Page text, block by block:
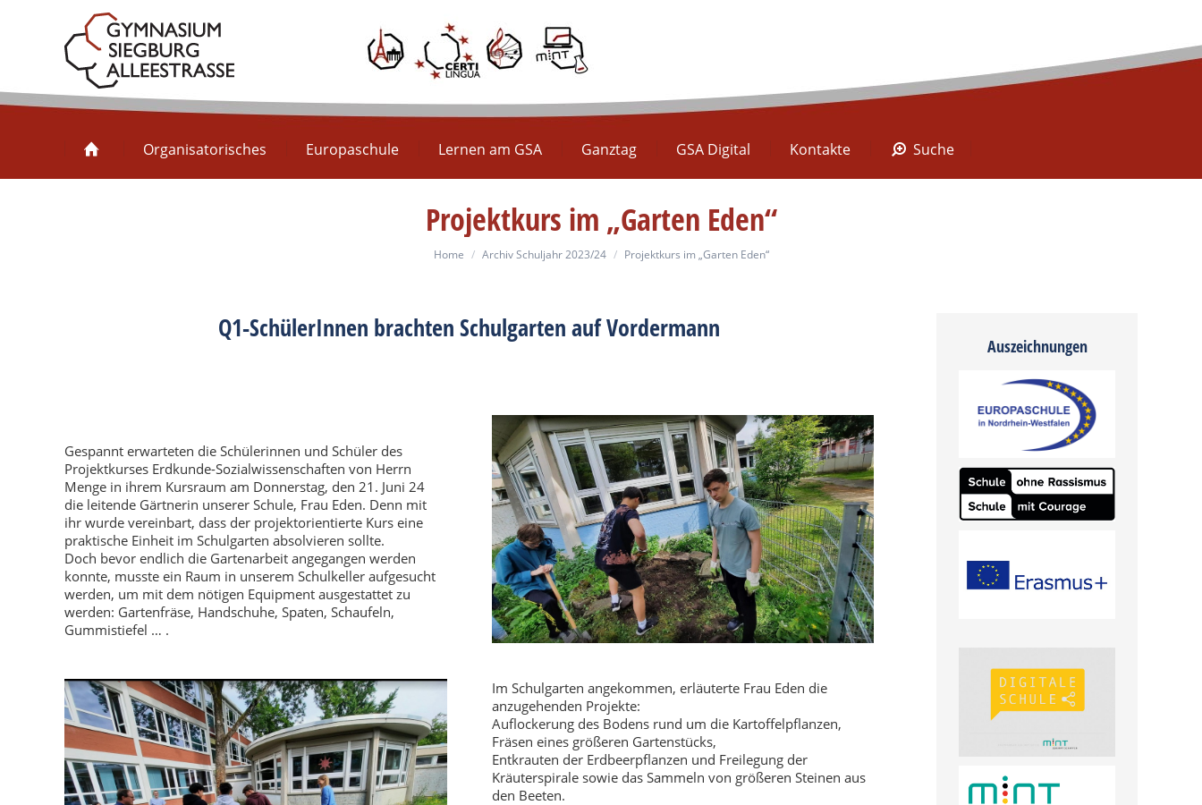
Organisatorisches Europaschule Lernen am GSA Ganztag GSA Digital Kontakte Suche
Projektkurs im „Garten Eden“
You are here:
Home Archiv Schuljahr 2023/24 Projektkurs im „Garten Eden“
Q1-SchülerInnen brachten Schulgarten auf Vordermann
Gespannt erwarteten die Schülerinnen und Schüler des
Projektkurses Erdkunde-Sozialwissenschaften von Herrn
Menge in ihrem Kursraum am Donnerstag, den 21. Juni 24
die leitende Gärtnerin unserer Schule, Frau Eden. Denn mit
ihr wurde vereinbart, dass der projektorientierte Kurs eine
praktische Einheit im Schulgarten absolvieren sollte.
Doch bevor endlich die Gartenarbeit angegangen werden
konnte, musste ein Raum in unserem Schulkeller aufgesucht
werden, um mit dem nötigen Equipment ausgestattet zu
werden: Gartenfräse, Handschuhe, Spaten, Schaufeln,
Gummistiefel … .
Im Schulgarten angekommen, erläuterte Frau Eden die
anzugehenden Projekte:
Auflockerung des Bodens rund um die Kartoffelpflanzen,
Fräsen eines größeren Gartenstücks,
Entkrauten der Erdbeerpflanzen und Freilegung der
Kräuterspirale sowie das Sammeln von größeren Steinen aus
den Beeten.
Auszeichnungen
Europaschule Lernen am GSA